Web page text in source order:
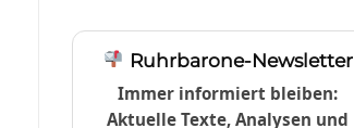
Ruhrbarone-Newsletter
Immer informiert bleiben:
Aktuelle Texte, Analysen und